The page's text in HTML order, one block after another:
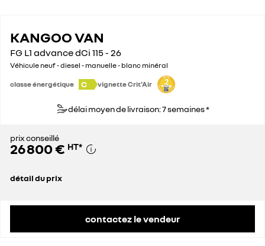
KANGOO VAN
FG L1 advance dCi 115 - 26
Véhicule neuf - diesel - manuelle - blanc minéral
classe énergétique C vignette Crit'Air
délai moyen de livraison: 7 semaines *
prix conseillé
26 800 € HT*
détail du prix
contactez le vendeur